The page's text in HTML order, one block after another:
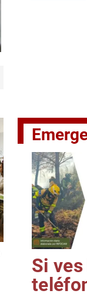
El jefe del
Si